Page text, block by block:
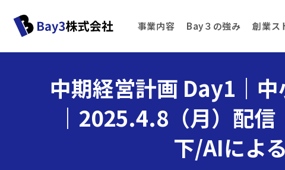
事業内容 Bay３の強み 創業ス
中期経営計画 Day1｜
｜2025.4.8（月）配
下/AIによ